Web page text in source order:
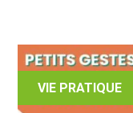
VIE PRATIQUE